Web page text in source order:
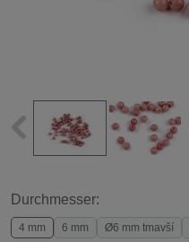
Durchmesser:
4 mm 6 mm Ø6 mm tmavší